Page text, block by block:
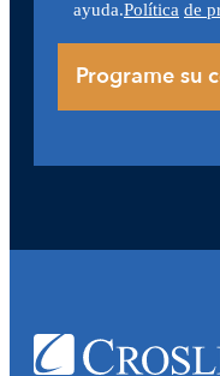
ayuda.Política de